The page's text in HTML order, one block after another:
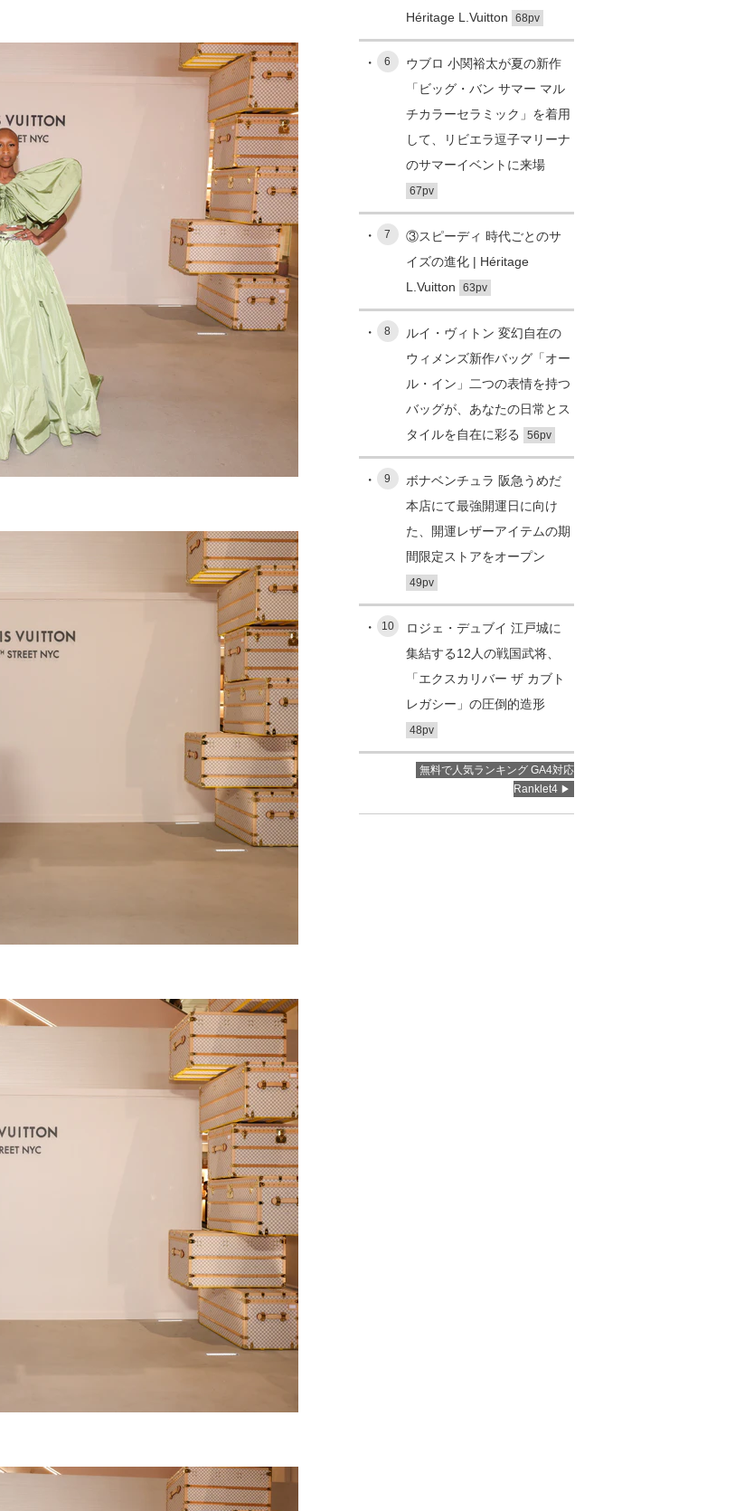
Héritage L.Vuitton
68pv
6
ウブロ 小関裕太が夏の新作
「ビッグ・バン サマー マル
チカラーセラミック」を着用
して、リビエラ逗子マリーナ
のサマーイベントに来場
67pv
7
③スピーディ 時代ごとのサ
イズの進化 | Héritage
L.Vuitton
63pv
8
ルイ・ヴィトン 変幻自在の
ウィメンズ新作バッグ「オー
ル・イン」二つの表情を持つ
バッグが、あなたの日常とス
タイルを自在に彩る
56pv
9
ボナベンチュラ 阪急うめだ
本店にて最強開運日に向け
た、開運レザーアイテムの期
間限定ストアをオープン
49pv
10
ロジェ・デュブイ 江戸城に
集結する12人の戦国武将、
「エクスカリバー ザ カブト
レガシー」の圧倒的造形
48pv
無料で人気ランキング GA4対応
Ranklet4